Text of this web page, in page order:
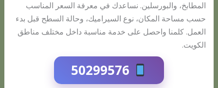
المطابخ، والبورسلين. نساعدك في معرفة السعر المناسب
حسب مساحة المكان، نوع السيراميك، وحالة السطح قبل بدء
العمل. كلمنا واحصل على خدمة مناسبة داخل مختلف مناطق
الكويت.